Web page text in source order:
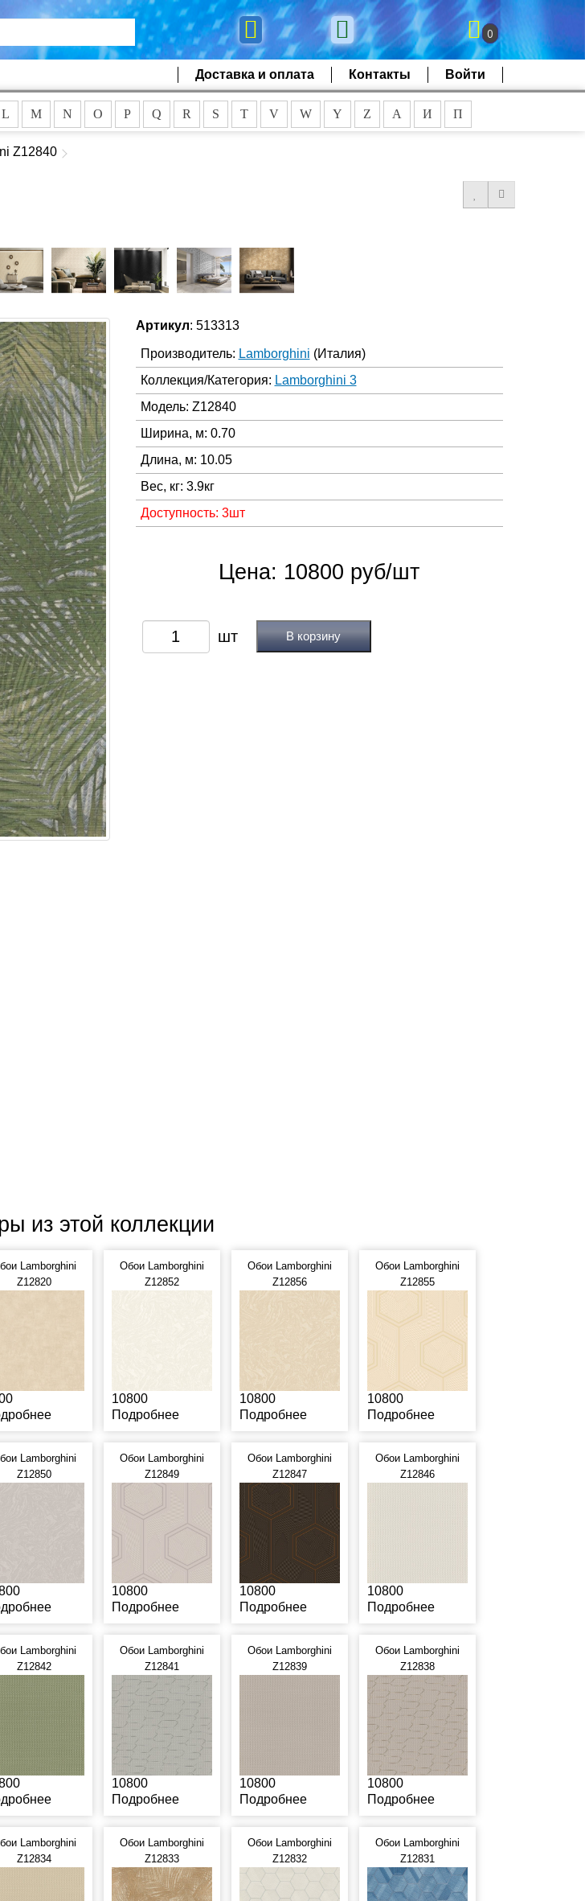
0
Доставка и оплата Контакты Войти
L M N O P Q R S T V W Y Z А И П
Z12840
Артикул: 513313
Производитель: Lamborghini (Италия)
Коллекция/Категория: Lamborghini 3
Модель: Z12840
Ширина, м: 0.70
Длина, м: 10.05
Вес, кг: 3.9кг
Доступность: 3шт
Цена: 10800 руб/шт
В корзину
из этой коллекции
Lamborghini
Z12820
Обои Lamborghini
Z12852
10800
Подробнее
Обои Lamborghini
Z12856
10800
Подробнее
Обои Lamborghini
Z12855
10800
Подробнее
Lamborghini
Z12850
Обои Lamborghini
Z12849
10800
Подробнее
Обои Lamborghini
Z12847
10800
Подробнее
Обои Lamborghini
Z12846
10800
Подробнее
Lamborghini
Z12842
Обои Lamborghini
Z12841
10800
Подробнее
Обои Lamborghini
Z12839
10800
Подробнее
Обои Lamborghini
Z12838
10800
Подробнее
Lamborghini
Z12834
Обои Lamborghini
Z12833
Обои Lamborghini
Z12832
Обои Lamborghini
Z12831